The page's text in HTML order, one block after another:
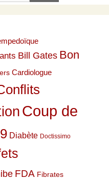
Bill Gates Bon
Cardiologue
Coup de
Diabète Doctissimo
FDA Fibrates